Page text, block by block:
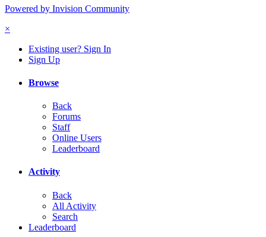
Powered by Invision Community
×
Existing user? Sign In
Sign Up
Browse
Back
Forums
Staff
Online Users
Leaderboard
Activity
Back
All Activity
Search
Leaderboard